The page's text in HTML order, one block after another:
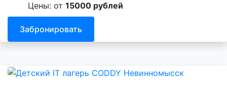
Цены: от 15000 рублей
Забронировать